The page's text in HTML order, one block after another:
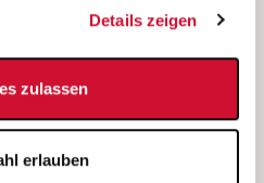
Details zeigen
zulassen
erlauben